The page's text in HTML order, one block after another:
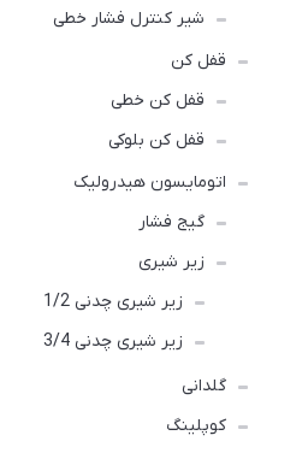
شیر کنترل فشار خطی
قفل کن
قفل کن خطی
قفل کن بلوکی
اتومایسون هیدرولیک
گیج فشار
زیر شیری
زیر شیری چدنی 1/2
زیر شیری چدنی 3/4
گلدانی
کوپلینگ